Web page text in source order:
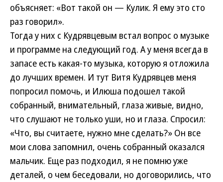
объясняет: «Вот такой он — Кулик. Я ему это сто
раз говорил».
Тогда у них с Кудрявцевым встал вопрос о музыке
и программе на следующий год. А у меня всегда в
запасе есть какая-то музыка, которую я отложила
до лучших времен. И тут Витя Кудрявцев меня
попросил помочь, и Илюша подошел такой
собранный, внимательный, глаза живые, видно,
что слушают не только уши, но и глаза. Спросил:
«Что, вы считаете, нужно мне сделать?» Он все
мои слова запомнил, очень собранный оказался
мальчик. Еще раз подходил, я не помню уже
деталей, о чем беседовали, но договорились, что